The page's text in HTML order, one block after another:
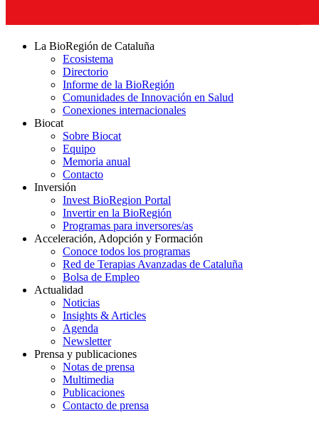
La BioRegión de Cataluña
Ecosistema
Directorio
Informe de la BioRegión
Comunidades de Innovación en Salud
Conexiones internacionales
Biocat
Sobre Biocat
Equipo
Memoria anual
Contacto
Inversión
Invest BioRegion Portal
Invertir en la BioRegión
Programas para inversores/as
Acceleración, Adopción y Formación
Conoce todos los programas
Red de Terapias Avanzadas de Cataluña
Bolsa de Empleo
Actualidad
Noticias
Insights & Articles
Agenda
Newsletter
Prensa y publicaciones
Notas de prensa
Multimedia
Publicaciones
Contacto de prensa